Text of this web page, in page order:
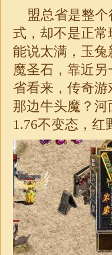
盟总省是整个
式，却不是正
能说太满，玉
魔圣石，靠近
省看来，传奇
那边牛头魔？
1.76不变态，